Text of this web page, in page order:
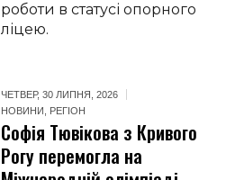
роботи в статусі опорного
ліцею.
ЧЕТВЕР, 30 ЛИПНЯ, 2026
НОВИНИ
РЕГІОН
Софія Тювікова з Кривого
Рогу перемогла на